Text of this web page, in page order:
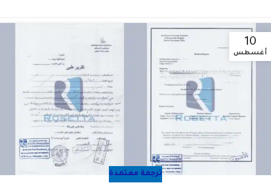
10
أغسطس
ترجمة معتمدة